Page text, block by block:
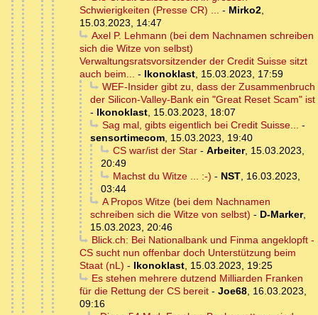
Schwierigkeiten (Presse CR) ... - Mirko2,
15.03.2023, 14:47
Axel P. Lehmann (bei dem Nachnamen schreiben
sich die Witze von selbst)
Verwaltungsratsvorsitzender der Credit Suisse sitzt
auch beim... - Ikonoklast, 15.03.2023, 17:59
WEF-Insider gibt zu, dass der Zusammenbruch
der Silicon-Valley-Bank ein "Great Reset Scam" ist
- Ikonoklast, 15.03.2023, 18:07
Sag mal, gibts eigentlich bei Credit Suisse... -
sensortimecom, 15.03.2023, 19:40
CS war/ist der Star- Arbeiter, 15.03.2023,
20:49
Machst du Witze ... :-) - NST, 16.03.2023,
03:44
A Propos Witze (bei dem Nachnamen
schreiben sich die Witze von selbst) - D-Marker,
15.03.2023, 20:46
Blick.ch: Bei Nationalbank und Finma angeklopft -
CS sucht nun offenbar doch Unterstützung beim
Staat (nL) - Ikonoklast, 15.03.2023, 19:25
Es stehen mehrere dutzend Milliarden Franken
für die Rettung der CS bereit - Joe68, 16.03.2023,
09:16